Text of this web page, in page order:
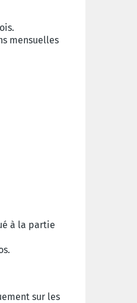
mensuelles
à la partie
sur les